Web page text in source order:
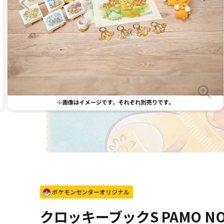
ポケモンセンターオリジナル
クロッキーブックS PAMO